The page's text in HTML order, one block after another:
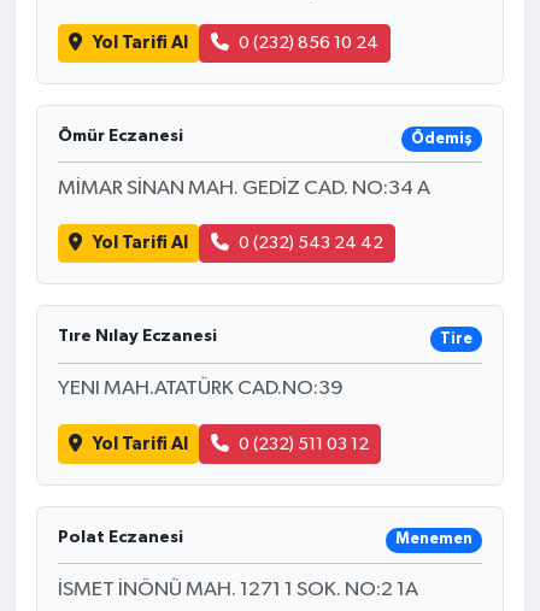
Yol Tarifi Al 0 (232) 856 10 24
Ömür Eczanesi Ödemiş
MİMAR SİNAN MAH. GEDİZ CAD. NO:34 A
Yol Tarifi Al 0 (232) 543 24 42
Tıre Nılay Eczanesi Tire
YENI MAH.ATATÜRK CAD.NO:39
Yol Tarifi Al 0 (232) 511 03 12
Polat Eczanesi Menemen
İSMET İNÖNÜ MAH. 1271 1 SOK. NO:2 1A